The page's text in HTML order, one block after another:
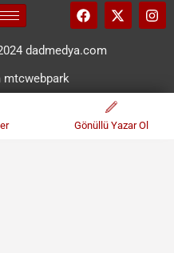
dadmedya.com
mtcwebpark
Gönüllü Yazar Ol